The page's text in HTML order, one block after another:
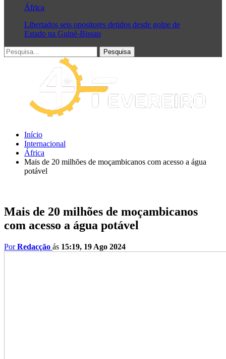
África
Libertados seis opositores detidos desde golpe de
Estado na Guiné-Bissau
Início
Internacional
África
Mais de 20 milhões de moçambicanos com acesso a água
potável
Mais de 20 milhões de moçambicanos
com acesso a água potável
PorRedacção ás 15:19, 19 Ago 2024